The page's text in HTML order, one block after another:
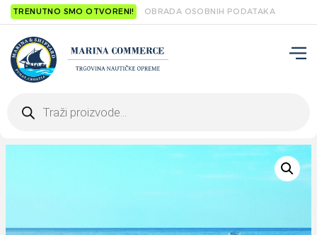
TRENUTNO SMO OTVORENI! OBRADA OSOBNIH PODATAKA
search